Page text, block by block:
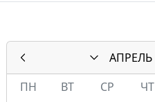
АПРЕЛЬ
ПН
ВТ СР ЧТ